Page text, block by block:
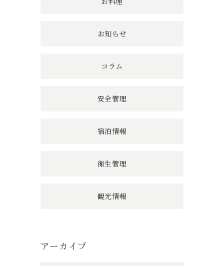
お知らせ
コラム
安全管理
宿泊情報
衛生管理
観光情報
アーカイブ